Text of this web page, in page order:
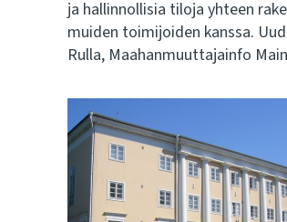
ja hallinnollisia tiloja yhteen
muiden toimijoiden kanssa.
Rulla, Maahanmuuttajainfo